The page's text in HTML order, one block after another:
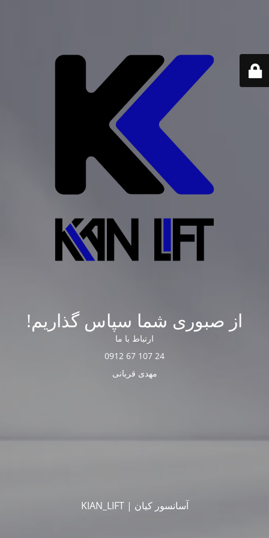
از صبوری شما سپاس گذاریم!
ارتباط با ما
24 107 67 0912
مهدی قربانی
آسانسور کیان | KIAN_LIFT